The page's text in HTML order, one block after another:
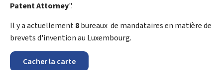
Patent Attorney".
Il y a actuellement8bureaux de mandataires en matière de
brevets d'invention au Luxembourg.
Cacher la carte